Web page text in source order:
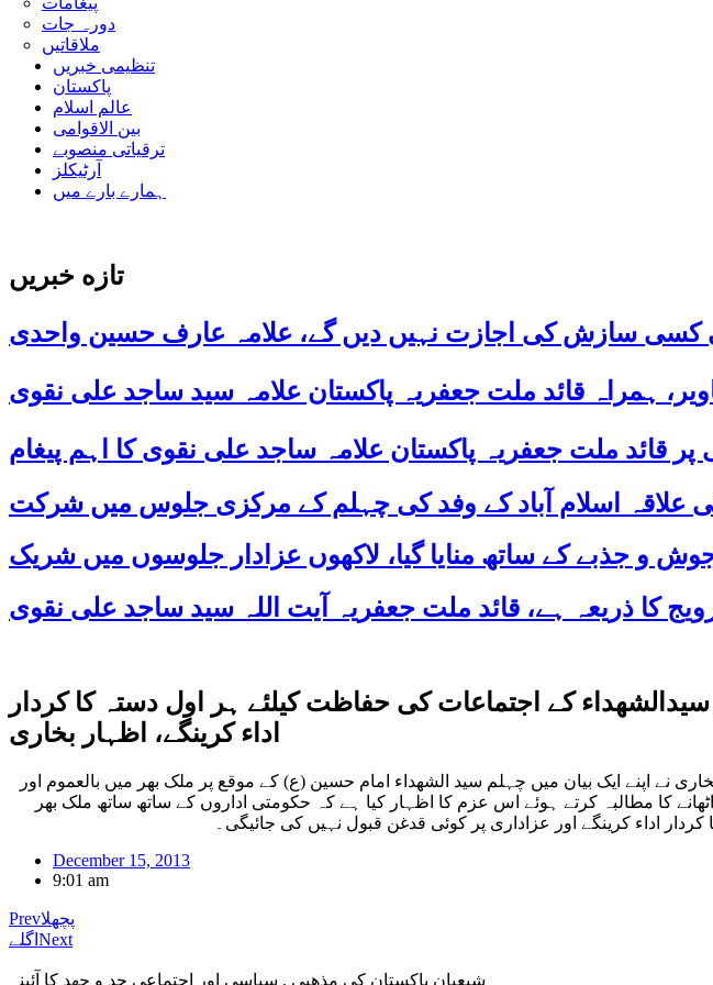
دورہ جات
ملاقاتیں
تنظیمی خبریں
پاکستان
عالم اسلام
بین الاقوامی
ترقیاتی منصوبے
آرٹیکلز
ہمارے بارے میں
تازه خبریں
کسی سازش کی اجازت نہیں دیں گے، علامہ عارف حسین واحدی
ہمراہ قائد ملت جعفریہ پاکستان علامہ سید ساجد علی نقوی
علاقہ اسلام آباد کے وفد کی چہلم کے مرکزی جلوس میں شرکت
کے اجتماعات کی حفاظت کیلئے ہر اول دستہ کا کردار
اداء کرینگے، اظہار بخاری
نے اپنے ایک بیان میں چہلم سید الشھداء امام حسین (ع) کے موقع پر ملک بھر میں بالعموم اور
کا مطالبہ کرتے ہوئے اس عزم کا اظہار کیا ہے کہ حکومتی اداروں کے ساتھ ساتھ ملک بھر
اداء کرینگے اور عزاداری پر کوئی قدغن قبول نہیں کی جائیگی۔
December 15, 2013
9:01 am
Prevپچھلا
اگلے Next
شیعیان پاکستان کی مذهبی , سیاسی اور اجتماعی جد و جهد کا آئینہ